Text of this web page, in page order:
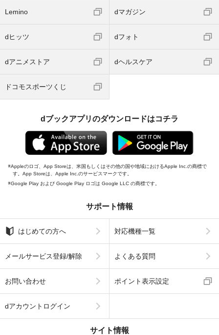
Lemino dマガジン
dヒッツ dフォト
dアニメストア dヘルスケア
ドコモスポーツくじ
dブックアプリのダウンロードはコチラ
Appleのロゴ、App Storeは、米国もしくはその他の国や地域におけるApple Inc.の商標で
す。App Storeは、Apple Inc.のサービスマークです。
Google Play および Google Play ロゴは Google LLC の商標です。
サポート情報
はじめての方へ 対応機種一覧
メールサービス登録/解除 よくある質問
お問い合わせ ポイント表示設定
dアカウントログイン
サイト情報